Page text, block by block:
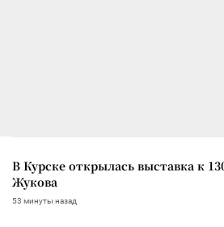
В Курске открылась выставка к
Жукова
53 минуты назад